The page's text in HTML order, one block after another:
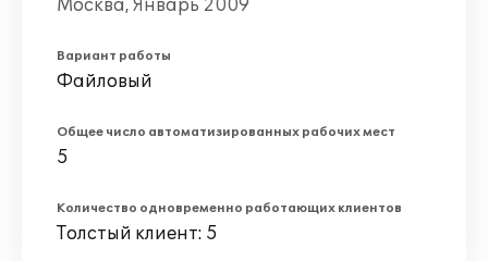
Москва, Январь 2009
Вариант работы
Файловый
Общее число автоматизированных рабочих мест
5
Количество одновременно работающих клиентов
Толстый клиент: 5